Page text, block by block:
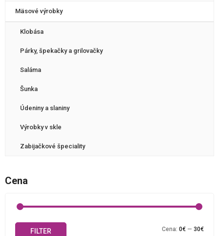
Mäsové výrobky
Klobása
Párky, špekačky a grilovačky
Saláma
Šunka
Údeniny a slaniny
Výrobky v skle
Zabijačkové špeciality
Cena
FILTER Cena: 0€ — 30€